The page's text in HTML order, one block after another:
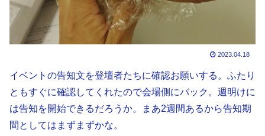
2023.04.18
イベントの告知文を登壇者たちに確認お願いする。ふたり
ともすぐに確認してくれたので会場側にバック。週明けに
は告知を開始できるだろうか。まあ2週間あるから告知期
間としてはまずまずかな。